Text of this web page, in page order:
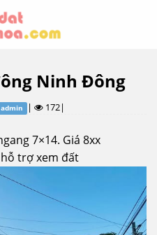
Ninh Đông
admin | 172|
7×14. Giá 8xx
trợ xem đất